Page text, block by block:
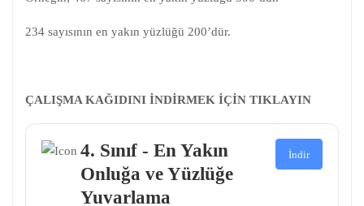
234 sayısının en yakın yüzlüğü 200’dür.
ÇALIŞMA KAĞIDINI İNDİRMEK İÇİN TIKLAYIN
4. Sınıf - En Yakın
Onluğa ve Yüzlüğe
Yuvarlama
İndir